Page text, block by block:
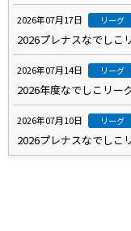
2026年07月17日 リーグ
2026プレナスなでし
2026年07月14日 リーグ
2026年度なでしこリ
2026年07月10日 リーグ
2026プレナスなでしこ